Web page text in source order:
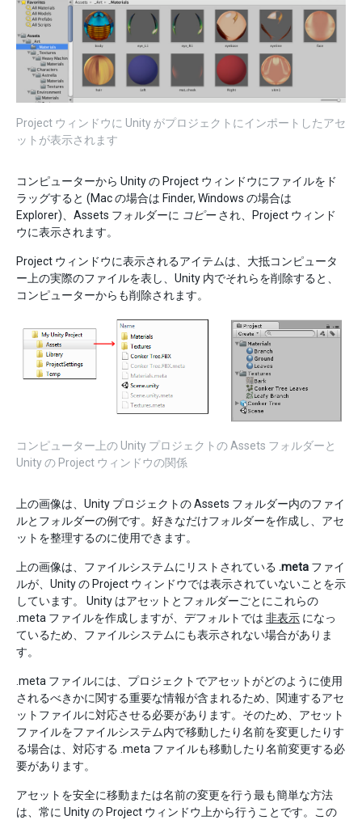
Project ウィンドウに Unity がプロジェクトにインポートしたアセ
ットが表示されます
コンピューターから Unity の Project ウィンドウにファイルをド
ラッグすると (Mac の場合は Finder, Windows の場合は
Explorer)、Assets フォルダーに コピーされ、Project ウィンド
ウに表示されます。
Project ウィンドウに表示されるアイテムは、大抵コンピュータ
ー上の実際のファイルを表し、Unity 内でそれらを削除すると、
コンピューターからも削除されます。
コンピューター上の Unity プロジェクトの Assets フォルダーと
Unity の Project ウィンドウの関係
上の画像は、Unity プロジェクトの Assets フォルダー内のファイ
ルとフォルダーの例です。好きなだけフォルダーを作成し、アセ
ットを整理するのに使用できます。
上の画像は、ファイルシステムにリストされている .meta ファイ
ルが、Unity の Project ウィンドウでは表示されていないことを示
しています。 Unity はアセットとフォルダーごとにこれらの
.meta ファイルを作成しますが、デフォルトでは 非表示 になっ
ているため、ファイルシステムにも表示されない場合がありま
す。
.meta ファイルには、プロジェクトでアセットがどのように使用
されるべきかに関する重要な情報が含まれるため、関連するアセ
ットファイルに対応させる必要があります。そのため、アセット
ファイルをファイルシステム内で移動したり名前を変更したりす
る場合は、対応する .meta ファイルも移動したり名前変更する必
要があります。
アセットを安全に移動または名前の変更を行う最も簡単な方法
は、常に Unity の Project ウィンドウ上から行うことです。この